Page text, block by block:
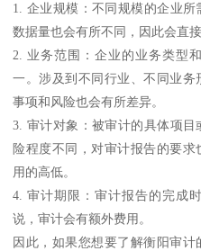
1. 企业规模：不同规模的企业
数据量也会有所不同，因此会直
2. 业务范围：企业的业务类型
一。涉及到不同行业、不同业
事项和风险也会有所差异。
3. 审计对象：被审计的具体项
险程度不同，对审计报告的要
用的高低。
4. 审计期限：审计报告的完成
说，审计会有额外费用。
因此，如果您想要了解衡阳审